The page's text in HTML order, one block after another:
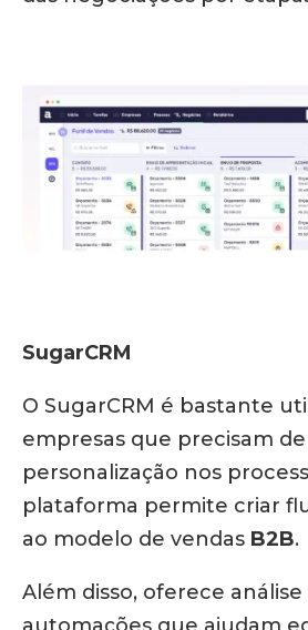
SugarCRM
O SugarCRM é bastante
empresas que precisam
personalização nos
plataforma permite criar
ao modelo de vendas B2B.
Além disso, oferece análise